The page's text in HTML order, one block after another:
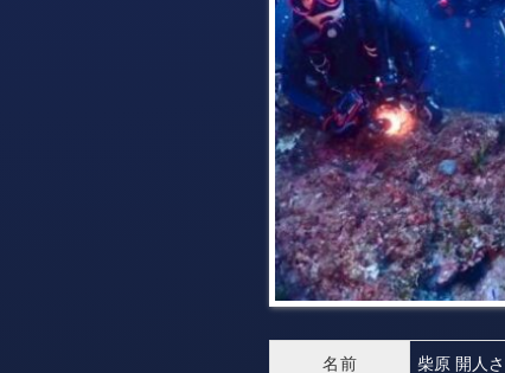
名前
柴原 開人